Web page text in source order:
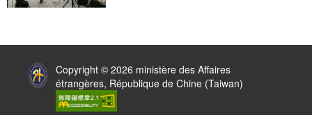
Copyright © 2026 ministère des Affaires
étrangères, République de Chine (Taiwan)